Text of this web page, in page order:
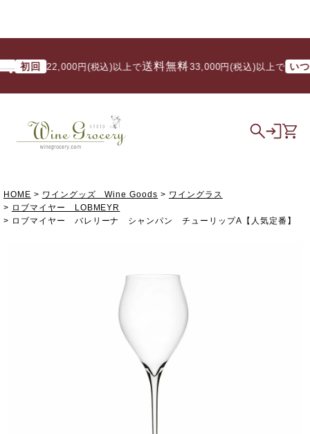
回 22,000円(税込)以上で送料無料/ 33,000円(税込)以上で いつでも
HOME ワイングッズ Wine Goods
ワイングラス
ロブマイヤー LOBMEYR
ロブマイヤー バレリーナ シャンパン チューリップA【人気定番】